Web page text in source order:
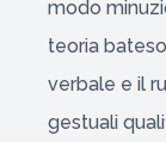
modo
teoria
verbale e il
gestuali